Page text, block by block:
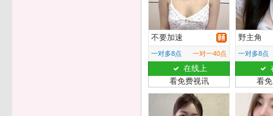
不要加速
一对多8点 一对一40点
在线上
看免费视讯
野主角
一对多8点
看